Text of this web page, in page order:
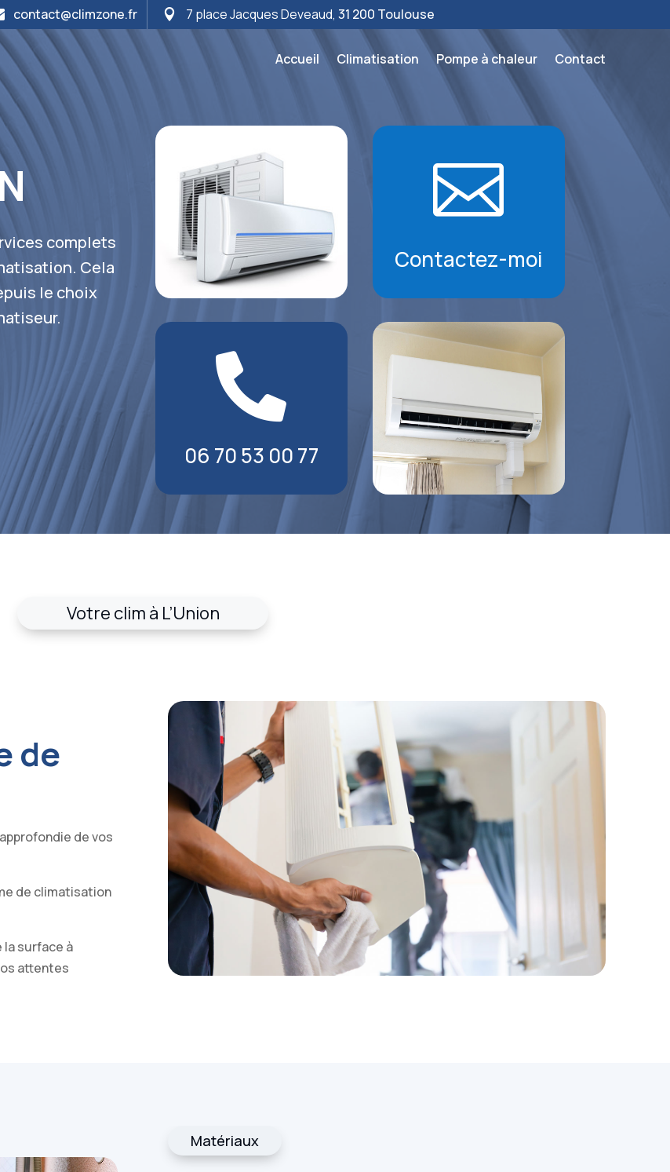
contact@climzone.fr  7 place Jacques Deveaud, 31 200 Toulouse
Accueil Climatisation Pompe à chaleur Contact
complets
Cela
le choix

Contactez-moi

06 70 53 00 77
Votre clim à L’Union
de
de vos
de climatisation
surface à
attentes
Matériaux